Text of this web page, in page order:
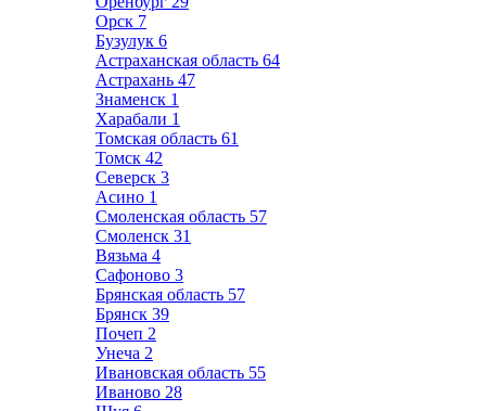
Орск 7
Бузулук 6
Астраханская область 64
Астрахань 47
Знаменск 1
Харабали 1
Томская область 61
Томск 42
Северск 3
Асино 1
Смоленская область 57
Смоленск 31
Вязьма 4
Сафоново 3
Брянская область 57
Брянск 39
Почеп 2
Унеча 2
Ивановская область 55
Иваново 28